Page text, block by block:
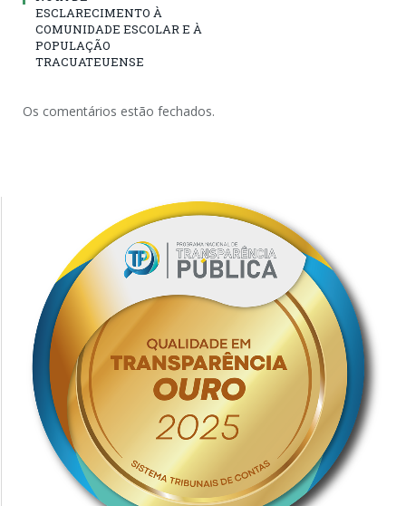
ESCLARECIMENTO À
COMUNIDADE ESCOLAR E À
POPULAÇÃO
TRACUATEUENSE
Os comentários estão fechados.